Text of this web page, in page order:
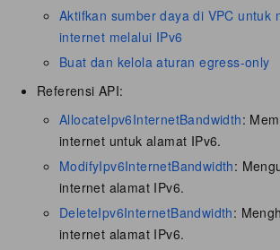
Aktifkan sumber daya di VPC untuk
internet melalui IPv6
Buat dan kelola aturan egress-only
Referensi API:
AllocateIpv6InternetBandwidth:
internet untuk alamat IPv6.
ModifyIpv6InternetBandwidth:
internet alamat IPv6.
DeleteIpv6InternetBandwidth:
internet alamat IPv6.